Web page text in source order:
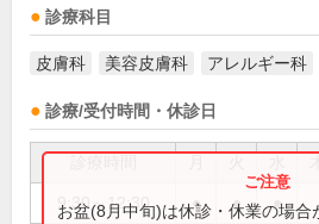
診療科目
皮膚科 美容皮膚科 アレルギー科
診療/受付時間・休診日
9:30～12:30 ● ● ●
お盆(8月中旬)は休診・休業の場合